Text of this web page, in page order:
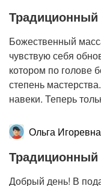
Традиционный
Божественный
чувствую себя
котором по голове
степень
навеки. Теперь
Ольга Игоревна
Традиционный
Добрый день! В